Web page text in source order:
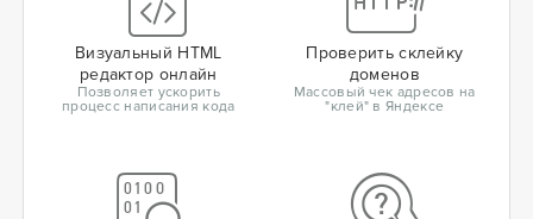
Визуальный HTML
редактор онлайн
Позволяет ускорить
процесс написания кода
Проверить склейку
доменов
Массовый чек адресов на
"клей" в Яндексе